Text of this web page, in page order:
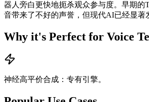
器人旁白更快地扼杀观众参与度。早期的
音带来了不好的声誉，但现代AI已经显著
Why it's Perfect for Voice
神经高平价合成：专有引擎。